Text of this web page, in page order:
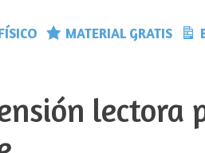
MATERIAL GRATIS
lectora